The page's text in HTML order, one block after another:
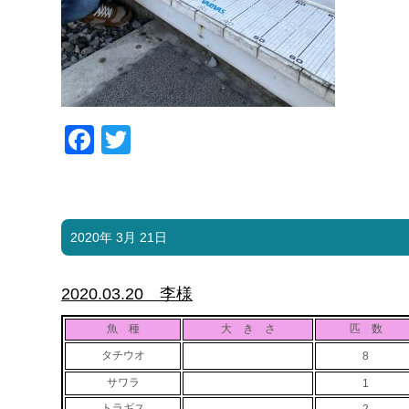
Facebook
2020年 3月 21日
2020.03.20 李様
魚 種 大 き さ 匹 数
タチウオ 8
サワラ
1